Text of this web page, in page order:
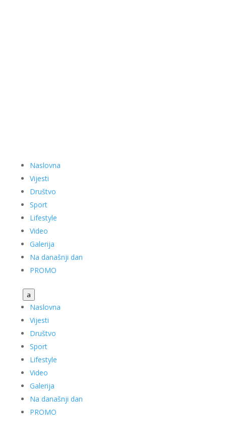
Naslovna
Vijesti
Društvo
Sport
Lifestyle
Video
Galerija
Na današnji dan
PROMO
a
Naslovna
Vijesti
Društvo
Sport
Lifestyle
Video
Galerija
Na današnji dan
PROMO